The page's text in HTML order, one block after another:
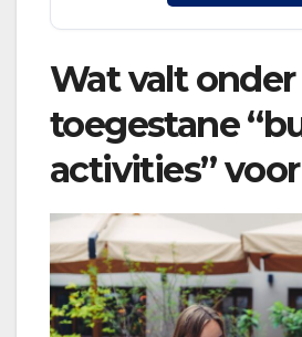
Wat valt onder
toegestane
activities”